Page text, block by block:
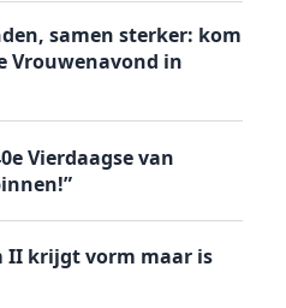
samen sterker: kom
Vrouwenavond in
Vierdaagse van
II krijgt vorm maar is